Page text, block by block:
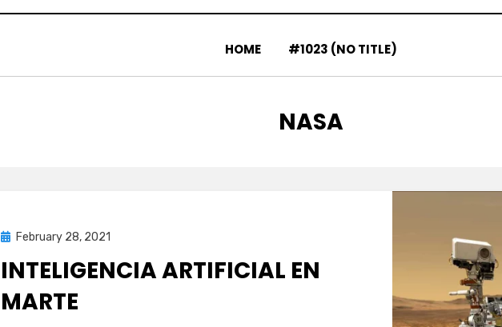
HOME #1023 (NO TITLE)
TAG
:
NASA
PostedFebruary 28, 2021
INTELIGENCIA ARTIFICIAL EN
MARTE